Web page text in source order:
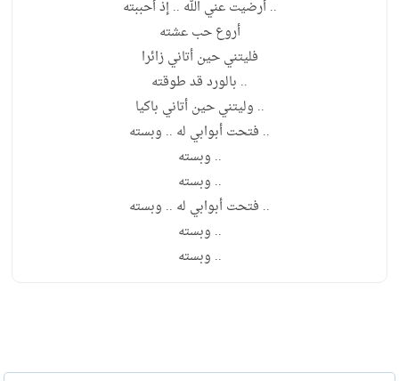
.. أرضيت عني الله .. إذ أحببته
أروع حب عشته
فليتني حين أتاني زائرا
.. بالورد قد طوقته
.. وليتني حين أتاني باكيا
.. فتحت أبوابي له .. وبسته
.. وبسته
.. وبسته
.. فتحت أبوابي له .. وبسته
.. وبسته
.. وبسته